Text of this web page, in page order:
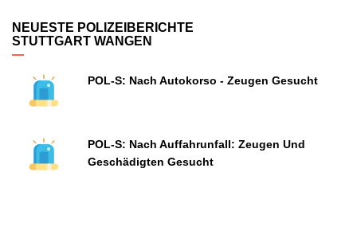
NEUESTE POLIZEIBERICHTE
STUTTGART WANGEN
POL-S: Nach Autokorso - Zeugen Gesucht
POL-S: Nach Auffahrunfall: Zeugen Und
Geschädigten Gesucht